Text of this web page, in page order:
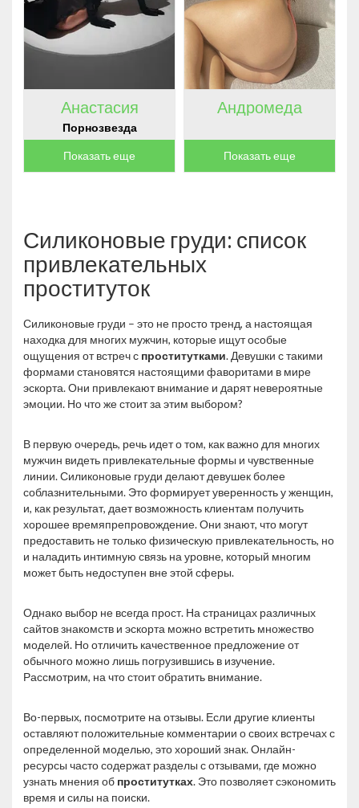
Анастасия
Порнозвезда
Показать еще
Андромеда
Показать еще
Силиконовые груди: список
привлекательных
проституток
Силиконовые груди – это не просто тренд, а настоящая
находка для многих мужчин, которые ищут особые
ощущения от встреч с проститутками. Девушки с такими
формами становятся настоящими фаворитами в мире
эскорта. Они привлекают внимание и дарят невероятные
эмоции. Но что же стоит за этим выбором?
В первую очередь, речь идет о том, как важно для многих
мужчин видеть привлекательные формы и чувственные
линии. Силиконовые груди делают девушек более
соблазнительными. Это формирует уверенность у женщин,
и, как результат, дает возможность клиентам получить
хорошее времяпрепровождение. Они знают, что могут
предоставить не только физическую привлекательность, но
и наладить интимную связь на уровне, который многим
может быть недоступен вне этой сферы.
Однако выбор не всегда прост. На страницах различных
сайтов знакомств и эскорта можно встретить множество
моделей. Но отличить качественное предложение от
обычного можно лишь погрузившись в изучение.
Рассмотрим, на что стоит обратить внимание.
Во-первых, посмотрите на отзывы. Если другие клиенты
оставляют положительные комментарии о своих встречах с
определенной моделью, это хороший знак. Онлайн-
ресурсы часто содержат разделы с отзывами, где можно
узнать мнения об проститутках. Это позволяет сэкономить
время и силы на поиски.